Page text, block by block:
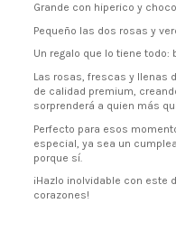
Grande con hiperico y
Pequeño las dos rosas y
Un regalo que lo tiene todo:
Las rosas, frescas y llenas
de calidad premium,
sorprenderá a quien más
Perfecto para esos
especial, ya sea un
porque sí.
¡Hazlo inolvidable con
corazones!